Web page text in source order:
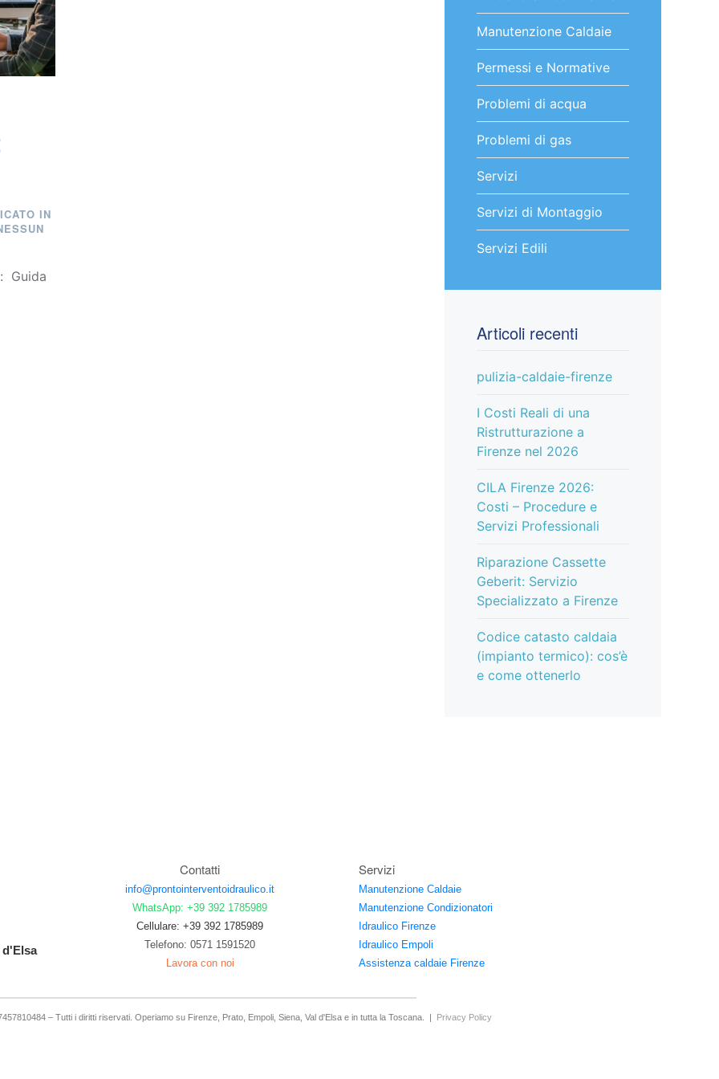
IN
Guida
Manutenzione Caldaie
Permessi e Normative
Problemi di acqua
Problemi di gas
Servizi
Servizi di Montaggio
Servizi Edili
Articoli recenti
pulizia-caldaie-firenze
I Costi Reali di una
Ristrutturazione a
Firenze nel 2026
CILA Firenze 2026:
Costi – Procedure e
Servizi Professionali
Riparazione Cassette
Geberit: Servizio
Specializzato a Firenze
Codice catasto caldaia
(impianto termico): cos’è
e come ottenerlo
d'Elsa
Contatti
info@prontointerventoidraulico.it
WhatsApp: +39 392 1785989
Cellulare: +39 392 1785989
Telefono: 0571 1591520
Lavora con noi
Servizi
Manutenzione Caldaie
Manutenzione Condizionatori
Idraulico Firenze
Idraulico Empoli
Assistenza caldaie Firenze
– Tutti i diritti riservati. Operiamo su Firenze, Prato, Empoli, Siena, Val d'Elsa e in tutta la Toscana. | Privacy Policy